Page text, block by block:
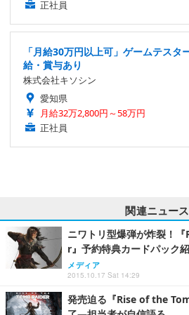
正社員
「月給30万円以上可」ゲームテス
給・賞与あり
株式会社キソシン
愛知県
月給32万2,800円～58万円
正社員
関連ニュース
ニワトリ型爆弾が炸裂！
r』予約特典カードパック
メディア
2015.10.17 Sat 14:29
発売迫る『Rise of the